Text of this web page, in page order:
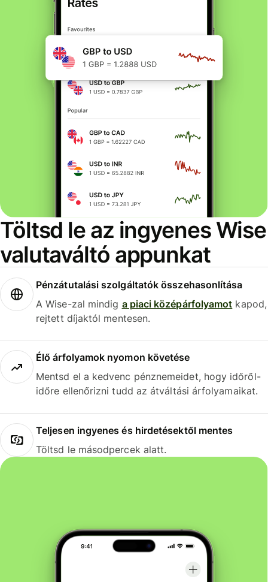
Töltsd le az ingyenes Wise
valutaváltó appunkat
Pénzátutalási szolgáltatók összehasonlítása
A Wise-zal mindig a piaci középárfolyamot kapod,
rejtett díjaktól mentesen.
Élő árfolyamok nyomon követése
Mentsd el a kedvenc pénznemeidet, hogy időről-
időre ellenőrizni tudd az átváltási árfolyamaikat.
Teljesen ingyenes és hirdetésektől mentes
Töltsd le másodpercek alatt.